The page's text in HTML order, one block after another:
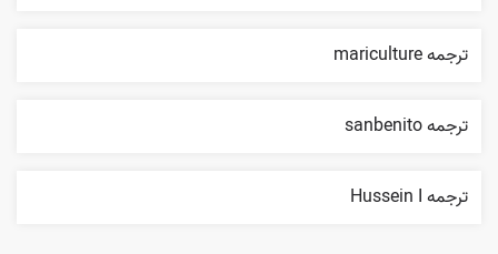
ترجمه mariculture
ترجمه sanbenito
ترجمه Hussein I